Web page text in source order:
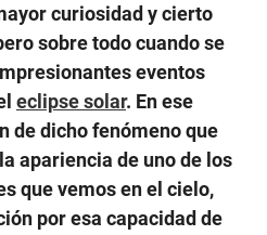
curiosidad y cierto
sobre todo cuando se
eventos
eclipse solar. En ese
de dicho fenómeno que
apariencia de uno de los
que vemos en el cielo,
por esa capacidad de